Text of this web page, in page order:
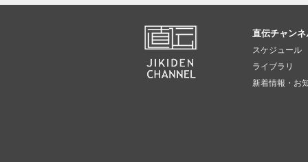
直伝チャン
スケジュール
ライブラリ
新着情報・お